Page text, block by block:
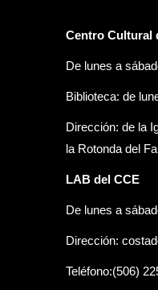
Centro Cultural
De lunes a
Biblioteca: de
Dirección: de la
la Rotonda del
LAB del CCE
De lunes a
Dirección:
Teléfono:(506)